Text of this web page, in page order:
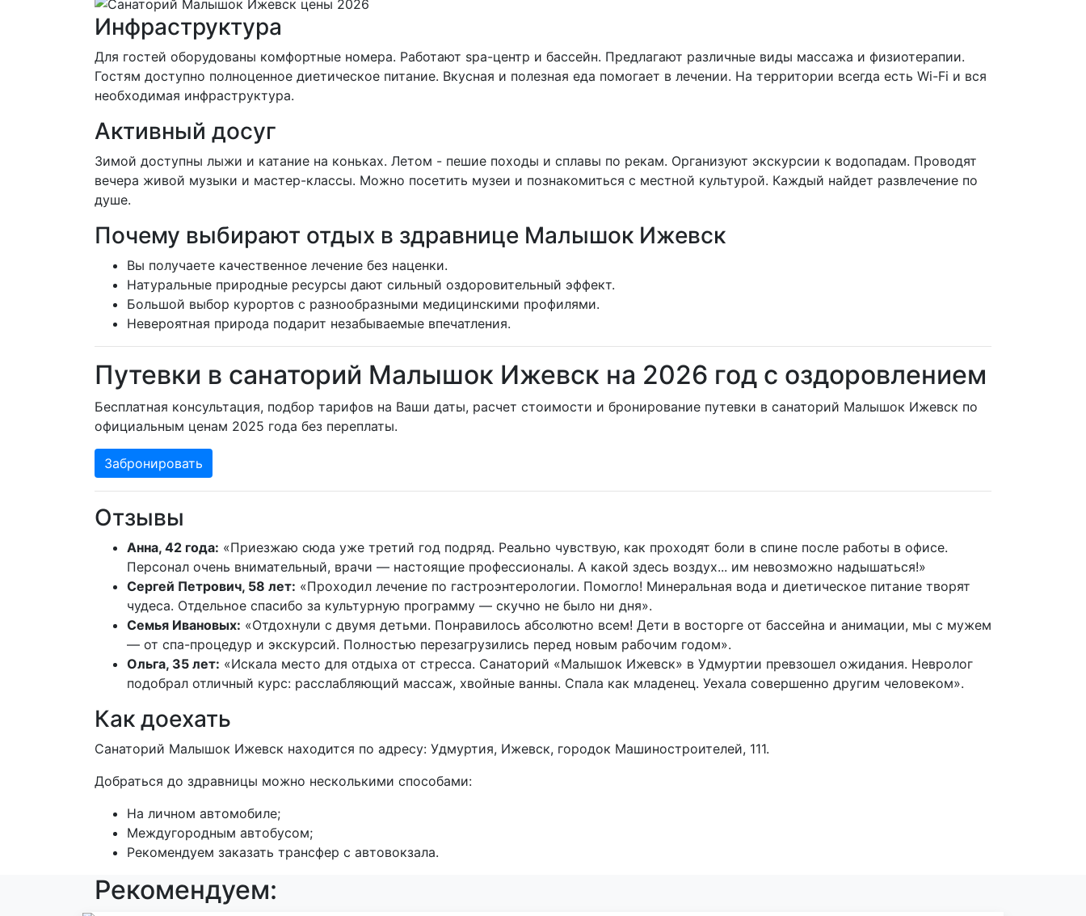
Инфраструктура
Для гостей оборудованы комфортные номера. Работают spa-центр и бассейн. Предлагают различные виды массажа и физиотерапии.
Гостям доступно полноценное диетическое питание. Вкусная и полезная еда помогает в лечении. На территории всегда есть Wi-Fi и вся
необходимая инфраструктура.
Активный досуг
Зимой доступны лыжи и катание на коньках. Летом - пешие походы и сплавы по рекам. Организуют экскурсии к водопадам. Проводят
вечера живой музыки и мастер-классы. Можно посетить музеи и познакомиться с местной культурой. Каждый найдет развлечение по
душе.
Почему выбирают отдых в здравнице Малышок Ижевск
Вы получаете качественное лечение без наценки.
Натуральные природные ресурсы дают сильный оздоровительный эффект.
Большой выбор курортов с разнообразными медицинскими профилями.
Невероятная природа подарит незабываемые впечатления.
Путевки в санаторий Малышок Ижевск на 2026 год с оздоровлением
Бесплатная консультация, подбор тарифов на Ваши даты, расчет стоимости и бронирование путевки в санаторий Малышок Ижевск по
официальным ценам 2025 года без переплаты.
Забронировать
Отзывы
Анна, 42 года: «Приезжаю сюда уже третий год подряд. Реально чувствую, как проходят боли в спине после работы в офисе.
Персонал очень внимательный, врачи — настоящие профессионалы. А какой здесь воздух... им невозможно надышаться!»
Сергей Петрович, 58 лет: «Проходил лечение по гастроэнтерологии. Помогло! Минеральная вода и диетическое питание творят
чудеса. Отдельное спасибо за культурную программу — скучно не было ни дня».
Семья Ивановых: «Отдохнули с двумя детьми. Понравилось абсолютно всем! Дети в восторге от бассейна и анимации, мы с мужем
— от спа-процедур и экскурсий. Полностью перезагрузились перед новым рабочим годом».
Ольга, 35 лет: «Искала место для отдыха от стресса. Санаторий «Малышок Ижевск» в Удмуртии превзошел ожидания. Невролог
подобрал отличный курс: расслабляющий массаж, хвойные ванны. Спала как младенец. Уехала совершенно другим человеком».
Как доехать
Санаторий Малышок Ижевск находится по адресу: Удмуртия, Ижевск, городок Машиностроителей, 111.
Добраться до здравницы можно несколькими способами:
На личном автомобиле;
Междугородным автобусом;
Рекомендуем заказать трансфер с автовокзала.
Рекомендуем: